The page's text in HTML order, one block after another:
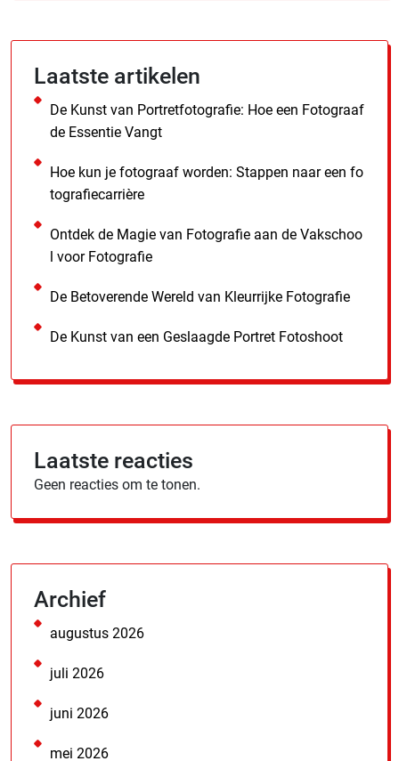
Laatste artikelen
De Kunst van Portretfotografie: Hoe een Fotograaf
de Essentie Vangt
Hoe kun je fotograaf worden: Stappen naar een fo
tografiecarrière
Ontdek de Magie van Fotografie aan de Vakschoo
l voor Fotografie
De Betoverende Wereld van Kleurrijke Fotografie
De Kunst van een Geslaagde Portret Fotoshoot
Laatste reacties
Geen reacties om te tonen.
Archief
augustus 2026
juli 2026
juni 2026
mei 2026